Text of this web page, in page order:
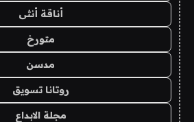
أناقة أنثى
متورخ
مدسن
روتانا تسويق
مجلة الابداع